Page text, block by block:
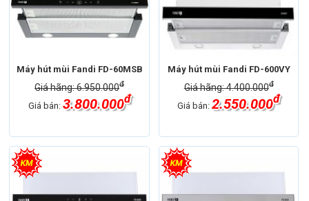
Máy hút mùi Fandi FD-60MSB
Giá hãng: 6.950.000đ
Giá bán: 3.800.000đ
Máy hút mùi Fandi FD-600VY
Giá hãng: 4.400.000đ
Giá bán:2.550.000đ